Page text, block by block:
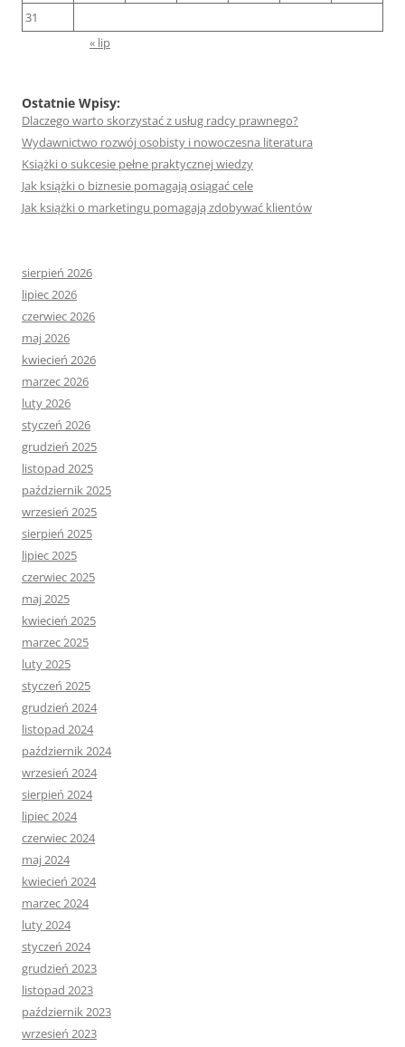
31
« lip
Ostatnie Wpisy:
Dlaczego warto skorzystać z usług radcy prawnego?
Wydawnictwo rozwój osobisty i nowoczesna literatura
Książki o sukcesie pełne praktycznej wiedzy
Jak książki o biznesie pomagają osiągać cele
Jak książki o marketingu pomagają zdobywać klientów
sierpień 2026
lipiec 2026
czerwiec 2026
maj 2026
kwiecień 2026
marzec 2026
luty 2026
styczeń 2026
grudzień 2025
listopad 2025
październik 2025
wrzesień 2025
sierpień 2025
lipiec 2025
czerwiec 2025
maj 2025
kwiecień 2025
marzec 2025
luty 2025
styczeń 2025
grudzień 2024
listopad 2024
październik 2024
wrzesień 2024
sierpień 2024
lipiec 2024
czerwiec 2024
maj 2024
kwiecień 2024
marzec 2024
luty 2024
styczeń 2024
grudzień 2023
listopad 2023
październik 2023
wrzesień 2023